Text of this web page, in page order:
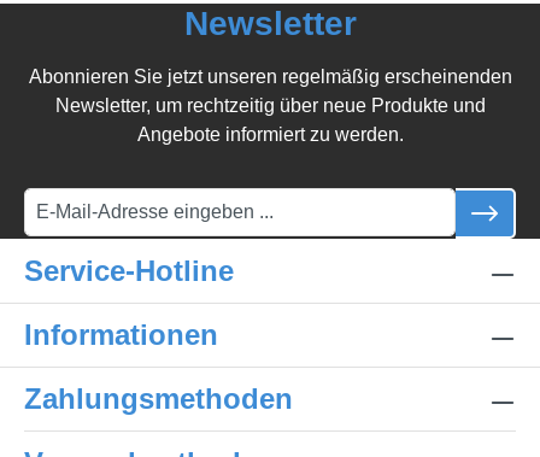
Newsletter
Abonnieren Sie jetzt unseren regelmäßig erscheinenden
Newsletter, um rechtzeitig über neue Produkte und
Angebote informiert zu werden.
Service-Hotline
Informationen
Zahlungsmethoden